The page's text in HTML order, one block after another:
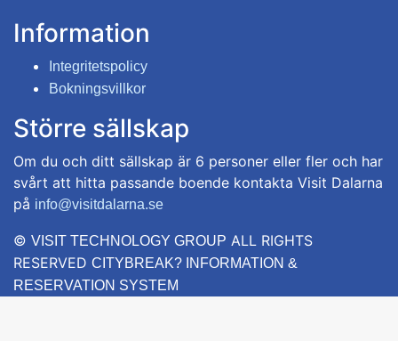
Information
Integritetspolicy
Bokningsvillkor
Större sällskap
Om du och ditt sällskap är 6 personer eller fler och har
svårt att hitta passande boende kontakta Visit Dalarna
på info@visitdalarna.se
© VISIT TECHNOLOGY GROUP ALL RIGHTS
RESERVED CITYBREAK? INFORMATION &
RESERVATION SYSTEM